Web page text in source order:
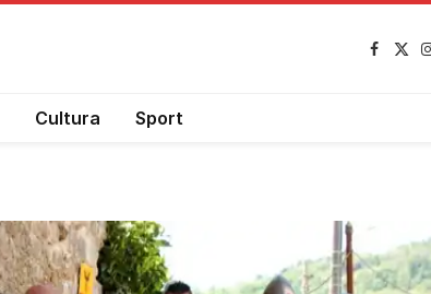
X
Cultura Sport